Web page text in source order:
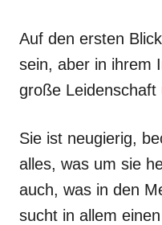
Auf den ersten
sein, aber in ihrem
große Leidenschaft
Sie ist neugierig,
alles, was um sie
auch, was in den
sucht in allem